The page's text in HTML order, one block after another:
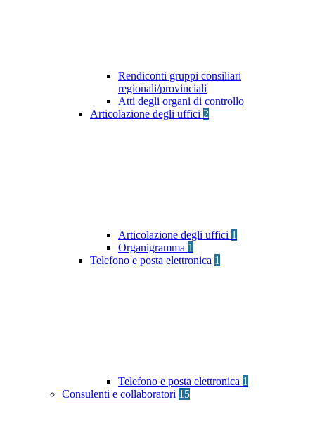
Rendiconti gruppi consiliari
regionali/provinciali
Atti degli organi di controllo
Articolazione degli uffici 2
Articolazione degli uffici 1
Organigramma 1
Telefono e posta elettronica 1
Telefono e posta elettronica 1
Consulenti e collaboratori 15